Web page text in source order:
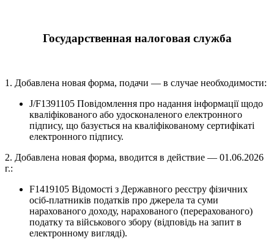
Государственная налоговая служба
1. Добавлена новая форма, подачи — в случае необходимости:
J/F1391105 Повідомлення про надання інформації щодо
кваліфікованого або удосконаленого електронного
підпису, що базується на кваліфікованому сертифікаті
електронного підпису.
2. Добавлена новая форма, вводится в действие — 01.06.2026
г.:
F1419105 Відомості з Державного реєстру фізичних
осіб-платників податків про джерела та суми
нарахованого доходу, нарахованого (перерахованого)
податку та військового збору (відповідь на запит в
електронному вигляді).